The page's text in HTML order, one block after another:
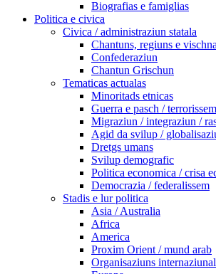
Biografias e famiglias
Politica e civica
Civica / administraziun statala
Chantuns, regiuns e
Confederaziun
Chantun Grischun
Tematicas actualas
Minoritads etnicas
Guerra e pasch / terrorissem
Migraziun / integraziun /
Agid da svilup /
Dretgs umans
Svilup demografic
Politica economica / crisa
Democrazia / federalissem
Stadis e lur politica
Asia / Australia
Africa
America
Proxim Orient / mund arab
Organisaziuns